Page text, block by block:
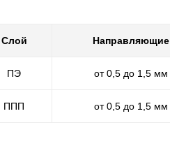
Слой Направляющие
ПЭ от 0,5 до 1,5 мм
ППП от 0,5 до 1,5 мм